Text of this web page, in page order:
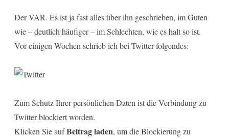
Der VAR. Es ist ja fast alles über ihn geschrieben, im Guten
wie – deutlich häufiger – im Schlechten, wie es halt so ist.
Vor einigen Wochen schrieb ich bei Twitter folgendes:
Zum Schutz Ihrer persönlichen Daten ist die Verbindung zu
Twitter blockiert worden.
Klicken Sie aufBeitrag laden, um die Blockierung zu